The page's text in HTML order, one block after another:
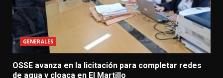
GENERALES
OSSE avanza en la licitación para completar redes
de agua y cloaca en El Martillo